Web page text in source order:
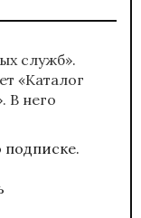
служб».
«Каталог
В него
подписке.